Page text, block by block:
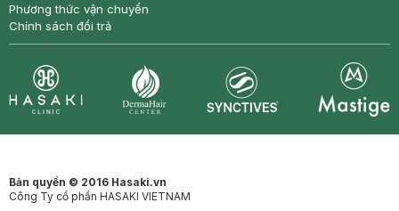
Phương thức vận chuyển
Chính sách đổi trả
Bản quyền © 2016 Hasaki.vn
Công Ty cổ phần HASAKI VIETNAM